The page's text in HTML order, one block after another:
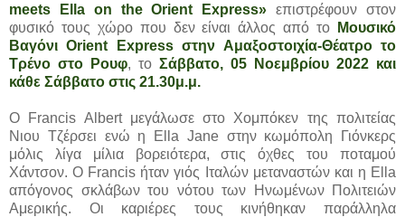
meets Ella on the Orient Express»επιστρέφουν στον
φυσικό τους χώρο που δεν είναι άλλος από το
Μουσικό
Βαγόνι Orient Express στην Αμαξοστοιχία-Θέατρο το
Τρένο στο Ρουφ, το Σάββατο, 05 Νοεμβρίου 2022 και
κάθε Σάββατο στις 21.30μ.μ.
Ο Francis Albert μεγάλωσε στο Χομπόκεν της πολιτείας
Νιου Τζέρσει ενώ η Ella Jane στην κωμόπολη Γιόνκερς
μόλις λίγα μίλια βορειότερα, στις όχθες του ποταμού
Χάντσον. Ο Francis ήταν γιός Ιταλών μεταναστών και η Ella
απόγονος σκλάβων του νότου των Ηνωμένων Πολιτειών
Αμερικής. Οι καριέρες τους κινήθηκαν παράλληλα